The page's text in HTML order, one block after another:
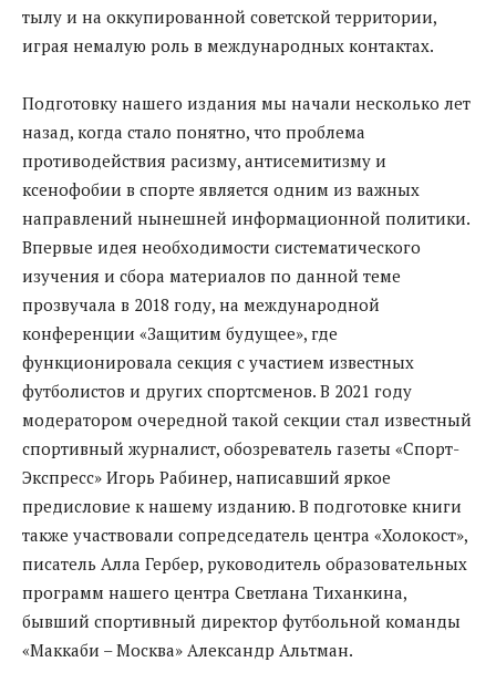
тылу и на оккупированной советской территории,
играя немалую роль в международных контактах.
Подготовку нашего издания мы начали несколько лет
назад, когда стало понятно, что проблема
противодействия расизму, антисемитизму и
ксенофобии в спорте является одним из важных
направлений нынешней информационной политики.
Впервые идея необходимости систематического
изучения и сбора материалов по данной теме
прозвучала в 2018 году, на международной
конференции «Защитим будущее», где
функционировала секция с участием известных
футболистов и других спортсменов. В 2021 году
модератором очередной такой секции стал известный
спортивный журналист, обозреватель газеты «Спорт-
Экспресс» Игорь Рабинер, написавший яркое
предисловие к нашему изданию. В подготовке книги
также участвовали сопредседатель центра «Холокост»,
писатель Алла Гербер, руководитель образовательных
программ нашего центра Светлана Тиханкина,
бывший спортивный директор футбольной команды
«Маккаби – Москва» Александр Альтман.